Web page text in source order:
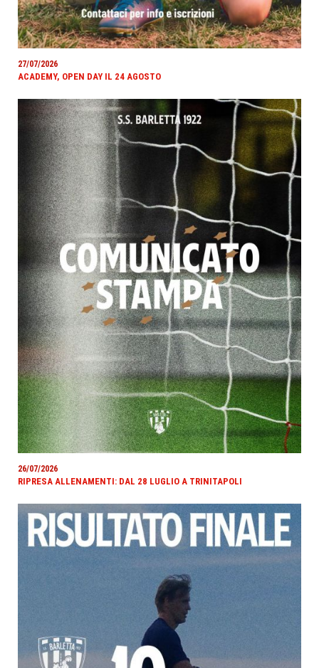
27/07/2026
ACADEMY, OPEN DAY IL 24 AGOSTO
26/07/2026
RIPRESA ALLENAMENTI: DAL 28 LUGLIO A TRINITAPOLI